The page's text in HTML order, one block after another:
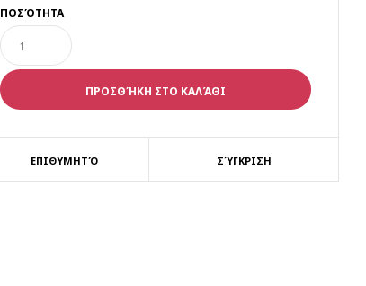
ΠΟΣΌΤΗΤΑ
ΕΠΙΘΥΜΗΤΌ ΣΎΓΚΡΙΣΗ